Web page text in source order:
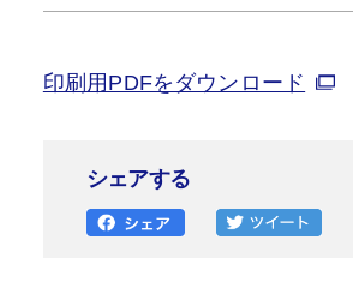
印刷用PDFをダウンロード
シェアする